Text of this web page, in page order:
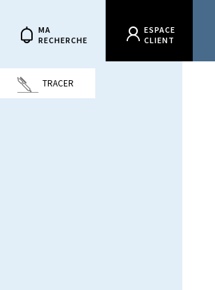
MA
RECHERCHE
ESPACE
CLIENT
TRACER